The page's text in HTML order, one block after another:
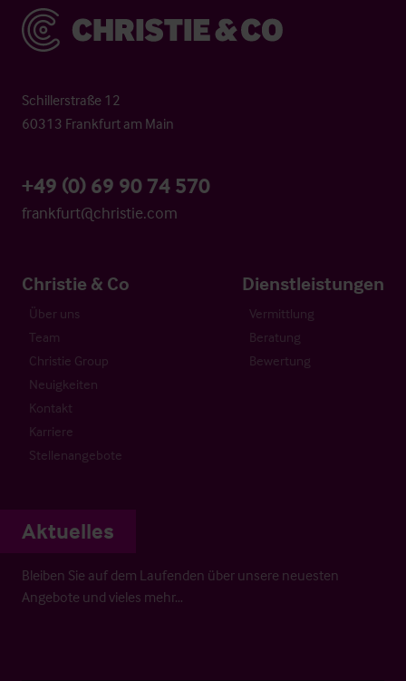
Christie & Co
Schillerstraße 12
60313 Frankfurt am Main
+49 (0) 69 90 74 570
frankfurt@christie.com
Christie & Co
Über uns
Team
Christie Group
Neuigkeiten
Kontakt
Karriere
Stellenangebote
Dienstleistungen
Vermittlung
Beratung
Bewertung
Aktuelles
Bleiben Sie auf dem Laufenden über unsere neuesten
Angebote und vieles mehr…